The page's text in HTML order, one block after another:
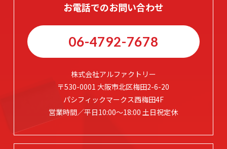
お電話でのお問い合わせ
06-4792-7678
株式会社アルファクトリー
〒530-0001 大阪市北区梅田2-6-20
パシフィックマークス西梅田4F
営業時間／平日10:00～18:00 土日祝定休